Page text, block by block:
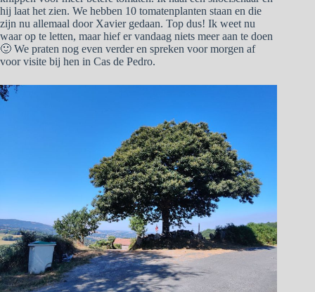
hij laat het zien. We hebben 10 tomatenplanten staan en die
zijn nu allemaal door Xavier gedaan. Top dus! Ik weet nu
waar op te letten, maar hief er vandaag niets meer aan te doen
🙂 We praten nog even verder en spreken voor morgen af
voor visite bij hen in Cas de Pedro.